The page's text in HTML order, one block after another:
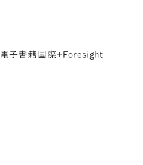
電子書籍 国際+Foresight